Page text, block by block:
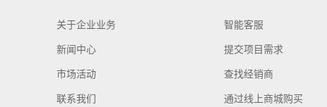
关于企业业务
新闻中心
市场活动
联系我们
智能客服
提交项目需求
查找经销商
通过线上商城购买